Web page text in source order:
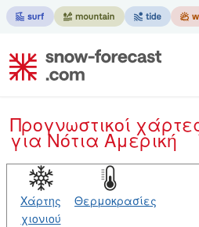
Προγνωστικοί
για Νότια Αμερική
Χάρτης
χιονιού
Θερμοκρασίες